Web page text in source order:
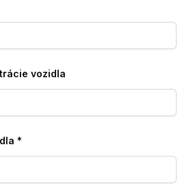
vozidla
*